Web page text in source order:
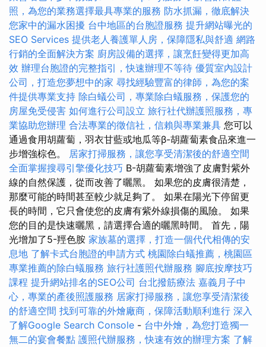
照，為您的業務選擇最具專業的服務 防水抓漏，徹底解決
您家中的漏水困擾 台中地區的台胞證服務 提升網站曝光的
SEO Services 提供老人養護單人房，保障隱私與舒適 網路
行銷的全面解決方案 廚房設備的選擇，讓烹飪變得更加高
效 辦理台胞證的完整指引，快速辦理不等待 優質室內設計
公司，打造您夢想中的家 尋找經驗豐富的律師，為您的案
件提供專業支持 除白蟻公司，專業除白蟻服務，保護您的
房屋免受侵害 如何進行公司設立 旅行社代辦護照服務，專
業協助您辦理 合法專業的徵信社，信賴與專業兼具 您可以
通過食用胡蘿蔔，羽衣甘藍或地瓜等β-胡蘿蔔素食品來進一
步增強棕色。 居家打掃服務，讓您享受清潔後的舒適空間
全面掌握搜尋引擎優化技巧 Β-胡蘿蔔素增強了皮膚對紫外
線的自然保護，從而改善了曬黑。 如果您的皮膚很清楚，
那麼可能的時間甚至較少就足夠了。 如果在陽光下停留更
長的時間，它只會使您的皮膚有紫外線損傷的風險。 如果
您的目的是快速曬黑，請選擇合適的曬黑時間。 首先，陽
光增加了5-羥色胺 家族墓的選擇，打造一個代代相傳的安
息地 了解卡式台胞證的申請方式 桃園除白蟻推薦，桃園區
專業推薦的除白蟻服務 旅行社護照代辦服務 腳底按摩技巧
課程 提升網站排名的SEO公司 台北撥筋療法 嘉義月子中
心，專業的產後照護服務 居家打掃服務，讓您享受清潔後
的舒適空間 找到可靠的外燴廠商，保障活動順利進行 深入
了解Google Search Console - 台中外燴，為您打造獨一
無二的宴會餐點 護照代辦服務，快速有效的辦理方案 了解